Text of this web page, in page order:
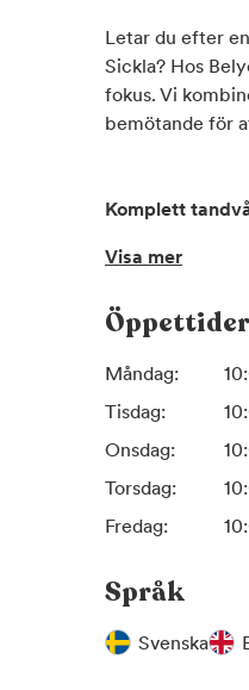
Letar du efter
Sickla? Hos
fokus. Vi
bemötande för
Komplett
annat:
Allmän tandvård
Förebyggande
Akut tandvård i
Estetisk
Tandimplantat
Botox, fillers
Oavsett om du
skräddarsyr vi
Visa mer
Öppettider
Måndag:
Tisdag:
Onsdag:
Torsdag:
Fredag:
Språk
Svenska